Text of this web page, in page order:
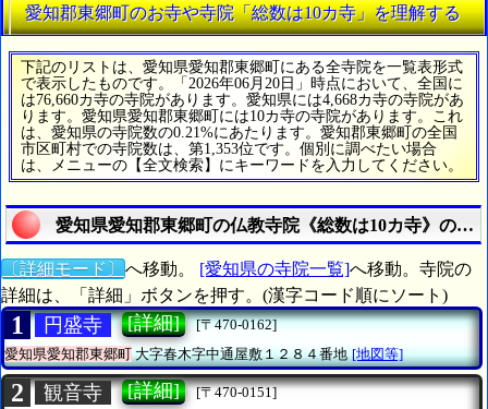
愛知郡東郷町のお寺や寺院「総数は10カ寺」を理解する
下記のリストは、愛知県愛知郡東郷町にある全寺院を一覧表形式
で表示したものです。「2026年06月20日」時点において、全国に
は76,660カ寺の寺院があります。愛知県には4,668カ寺の寺院があ
ります。愛知県愛知郡東郷町には10カ寺の寺院があります。これ
は、愛知県の寺院数の0.21%にあたります。愛知郡東郷町の全国
市区町村での寺院数は、第1,353位です。個別に調べたい場合
は、メニューの【全文検索】にキーワードを入力してください。
愛知県愛知郡東郷町の仏教寺院《総数は10カ寺》の一
〔詳細モード〕 へ移動。 [愛知県の寺院一覧]へ移動。寺院の
詳細は、「詳細」ボタンを押す。(漢字コード順にソート)
1 円盛寺 [詳細]
[〒470-0162]
愛知県愛知郡東郷町大字春木字中通屋敷１２８４番地 [地図等]
2 観音寺 [詳細]
[〒470-0151]